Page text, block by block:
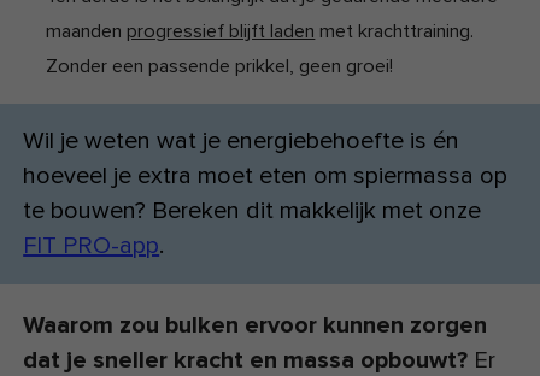
maanden progressief blijft laden met krachttraining.
Zonder een passende prikkel, geen groei!
Wil je weten wat je energiebehoefte is én
hoeveel je extra moet eten om spiermassa op
te bouwen? Bereken dit makkelijk met onze
FIT PRO-app.
Waarom zou bulken ervoor kunnen zorgen
dat je sneller kracht en massa opbouwt? Er